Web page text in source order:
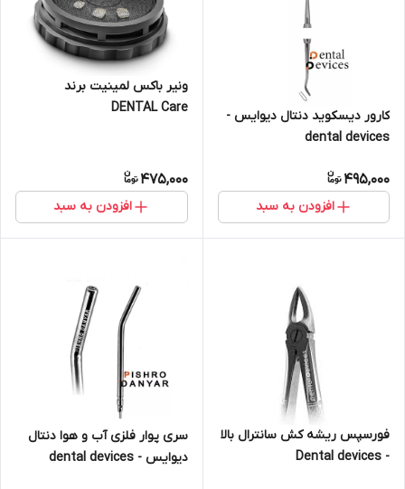
کارور دیسکوید دنتال دیوایس -
dental devices
495,000
افزودن به سبد
ونیر باکس لمینیت برند
DENTAL Care
475,000
افزودن به سبد
فورسپس ریشه کش سانترال بالا
- Dental devices
سری پوار فلزی آب و هوا دنتال
دیوایس - dental devices